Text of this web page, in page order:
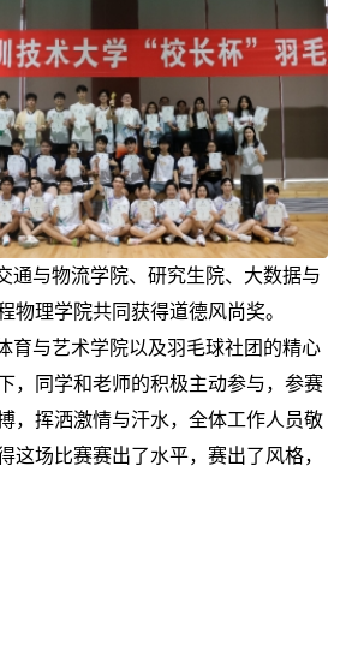
通与物流学院、研究生院、大数据与
物理学院共同获得道德风尚奖。
育与艺术学院以及羽毛球社团的精心
，同学和老师的积极主动参与，参赛
，挥洒激情与汗水，全体工作人员敬
这场比赛赛出了水平，赛出了风格，